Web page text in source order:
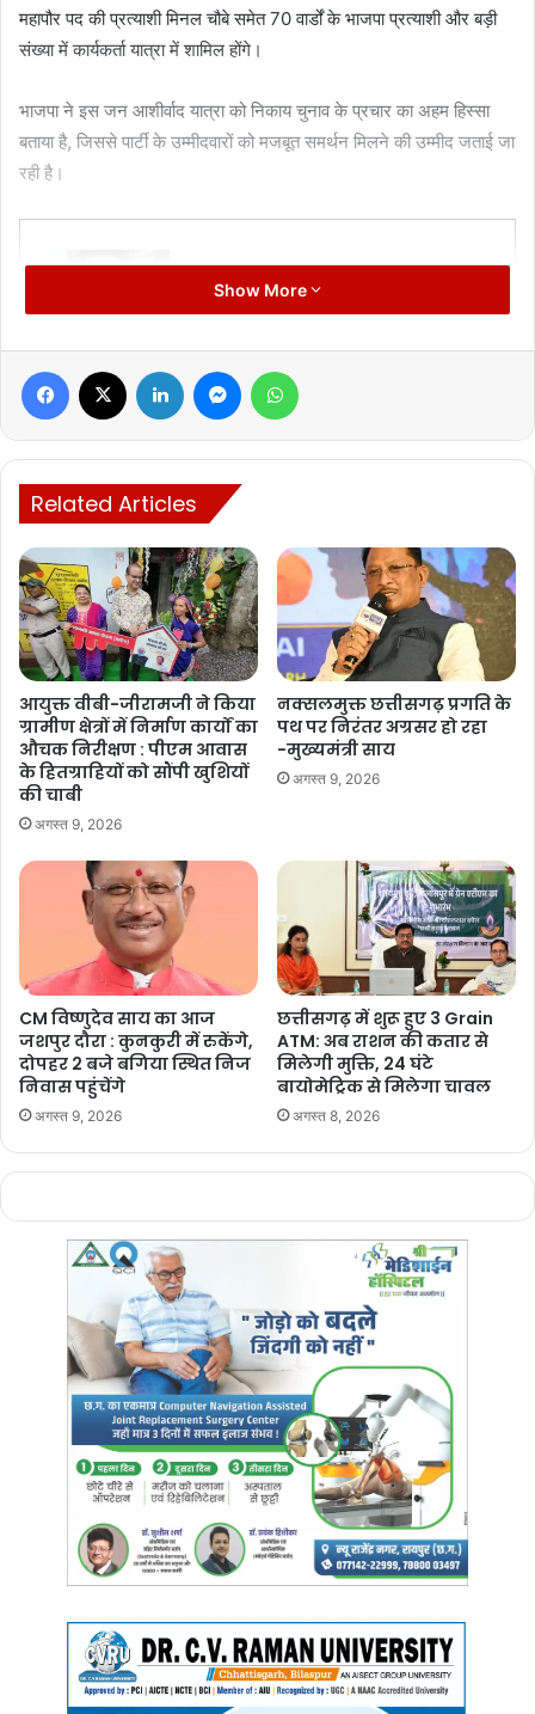
महापौर पद की प्रत्याशी मिनल चौबे समेत 70 वार्डों के भाजपा प्रत्याशी और बड़ी
संख्या में कार्यकर्ता यात्रा में शामिल होंगे।
भाजपा ने इस जन आशीर्वाद यात्रा को निकाय चुनाव के प्रचार का अहम हिस्सा
बताया है, जिससे पार्टी के उम्मीदवारों को मजबूत समर्थन मिलने की उम्मीद जताई जा
रही है।
Show More
Facebook LinkedIn Messenger
Related Articles
आयुक्त वीबी-जीरामजी ने किया
ग्रामीण क्षेत्रों में निर्माण कार्यों का
औचक निरीक्षण : पीएम आवास
के हितग्राहियों को सौंपी खुशियों
की चाबी
अगस्त 9, 2026
नक्सलमुक्त छत्तीसगढ़ प्रगति के
पथ पर निरंतर अग्रसर हो रहा
-मुख्यमंत्री साय
अगस्त 9, 2026
CM विष्णुदेव साय का आज
जशपुर दौरा : कुनकुरी में रुकेंगे,
दोपहर 2 बजे बगिया स्थित निज
निवास पहुंचेंगे
अगस्त 9, 2026
छत्तीसगढ़ में शुरू हुए 3 Grain
ATM: अब राशन की कतार से
मिलेगी मुक्ति, 24 घंटे
बायोमेट्रिक से मिलेगा चावल
अगस्त 8, 2026